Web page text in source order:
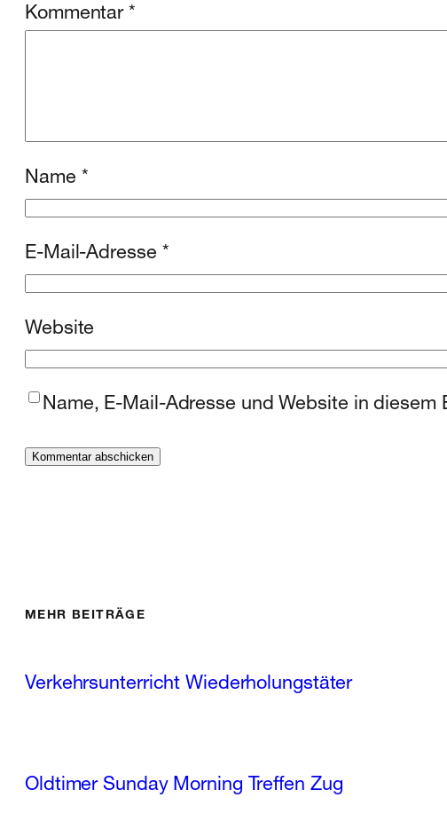
Kommentar *
Name *
E-Mail-Adresse *
Website
Name, E-Mail-Adresse und Website in
MEHR BEITRÄGE
Verkehrsunterricht Wiederholungstäter
Oldtimer Sunday Morning Treffen Zug